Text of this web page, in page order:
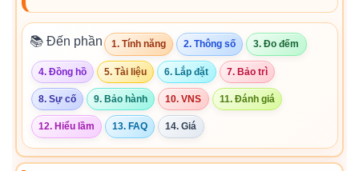
📚 Đến phần 1. Tính năng 2. Thông số 3. Đo đếm
4. Đồng hồ 5. Tài liệu 6. Lắp đặt 7. Bảo trì
8. Sự cố 9. Bảo hành 10. VNS 11. Đánh giá
12. Hiểu lầm 13. FAQ 14. Giá